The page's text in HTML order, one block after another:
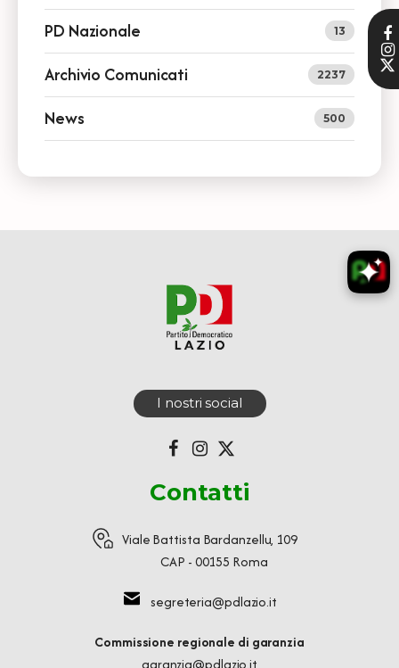
PD Nazionale 13
Archivio Comunicati 2237
News 500
I nostri social
Contatti
Viale Battista Bardanzellu, 109
CAP - 00155 Roma
segreteria@pdlazio.it
Commissione regionale di garanzia
garanzia@pdlazio.it